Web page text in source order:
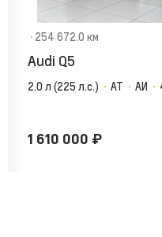
Audi Q5
· 254 672.0 км
2.0 л (225 л.с.) · AT · АИ ·
1 610 000 ₽